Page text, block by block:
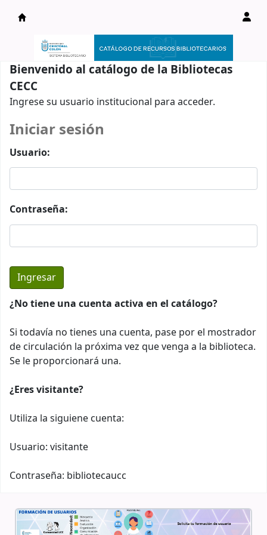
Catálogo en línea
Bienvenido al catálogo de la Bibliotecas
CECC
Ingrese su usuario institucional para acceder.
Iniciar sesión
Usuario:
Contraseña:
¿No tiene una cuenta activa en el catálogo?
Si todavía no tienes una cuenta, pase por el mostrador
de circulación la próxima vez que venga a la biblioteca.
Se le proporcionará una.
¿Eres visitante?
Utiliza la siguiene cuenta:
Usuario: visitante
Contraseña: bibliotecaucc